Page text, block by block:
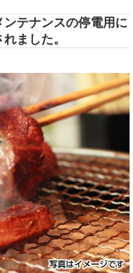
テナンスの停電用に
ました。